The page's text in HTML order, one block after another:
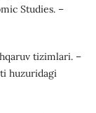
Studies. –
tizimlari. –
huzuridagi